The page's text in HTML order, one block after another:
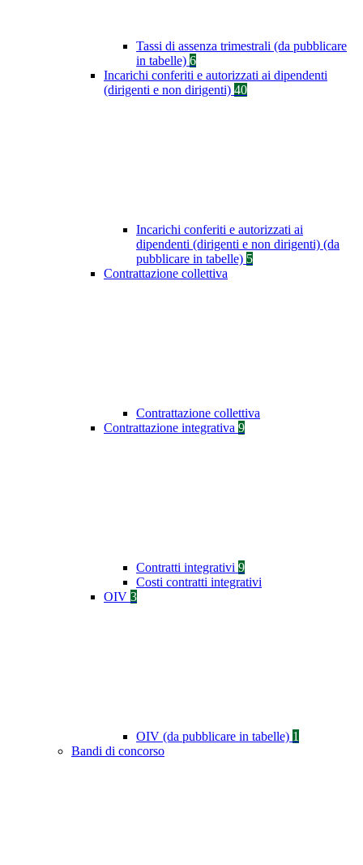
Tassi di assenza trimestrali (da pubblicare
in tabelle) 6
Incarichi conferiti e autorizzati ai dipendenti
(dirigenti e non dirigenti) 40
Incarichi conferiti e autorizzati ai
dipendenti (dirigenti e non dirigenti) (da
pubblicare in tabelle) 5
Contrattazione collettiva
Contrattazione collettiva
Contrattazione integrativa 9
Contratti integrativi 9
Costi contratti integrativi
OIV 3
OIV (da pubblicare in tabelle) 1
Bandi di concorso